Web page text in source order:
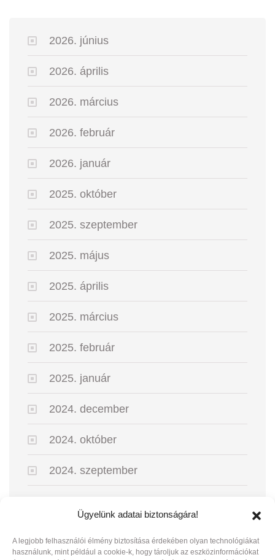
Ügyelünk adatai biztonságára!
A legjobb felhasználói élmény biztosítása érdekében olyan technológiákat
használunk, mint például a cookie-k, hogy tároljuk az eszközinformációkat
2026. június
2026. április
2026. március
2026. február
2026. január
2025. október
2025. szeptember
2025. május
2025. április
2025. március
2025. február
2025. január
2024. december
2024. október
2024. szeptember